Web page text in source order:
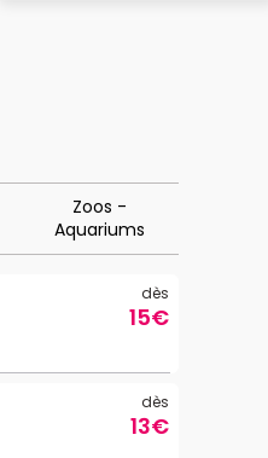
Zoos -
Aquariums
dès
15€
dès
13€